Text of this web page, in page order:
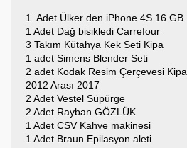
1. Adet Ülker den iPhone 4S 16 GB
1 Adet Dağ bisikledi Carrefour
3 Takım Kütahya Kek Seti Kipa
1 adet Simens Blender Seti
2 adet Kodak Resim Çerçevesi Kipa
2012 Arası 2017
2 Adet Vestel Süpürge
2 Adet Rayban GÖZLÜK
1 Adet CSV Kahve makinesi
1 Adet Braun Epilasyon aleti